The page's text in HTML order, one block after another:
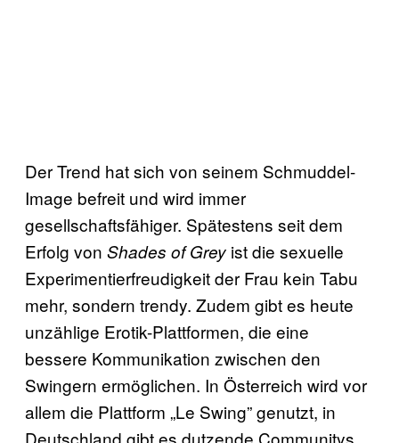
Der Trend hat sich von seinem Schmuddel-
Image befreit und wird immer
gesellschaftsfähiger. Spätestens seit dem
Erfolg von Shades of Grey ist die sexuelle
Experimentierfreudigkeit der Frau kein Tabu
mehr, sondern trendy. Zudem gibt es heute
unzählige Erotik-Plattformen, die eine
bessere Kommunikation zwischen den
Swingern ermöglichen. In Österreich wird vor
allem die Plattform „Le Swing” genutzt, in
Deutschland gibt es dutzende Communitys